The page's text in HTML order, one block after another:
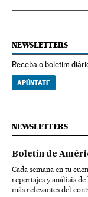
NEWSLETTERS
Receba o boletim
APÚNTATE
NEWSLETTERS
Boletín de
Cada semana en tu
reportajes y análisis
más relevantes del